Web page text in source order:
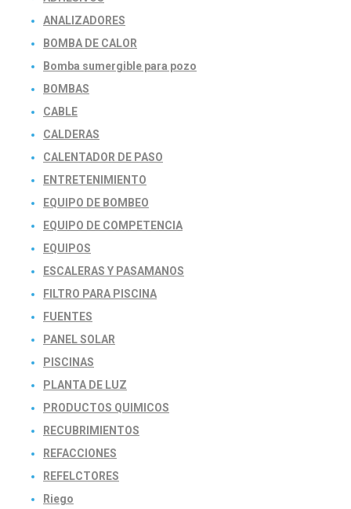
ANALIZADORES
BOMBA DE CALOR
Bomba sumergible para pozo
BOMBAS
CABLE
CALDERAS
CALENTADOR DE PASO
ENTRETENIMIENTO
EQUIPO DE BOMBEO
EQUIPO DE COMPETENCIA
EQUIPOS
ESCALERAS Y PASAMANOS
FILTRO PARA PISCINA
FUENTES
PANEL SOLAR
PISCINAS
PLANTA DE LUZ
PRODUCTOS QUIMICOS
RECUBRIMIENTOS
REFACCIONES
REFELCTORES
Riego